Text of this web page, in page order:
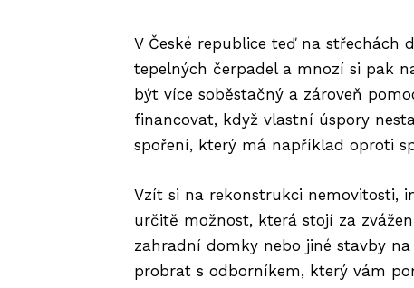
V České republice teď na střechách
tepelných čerpadel a mnozí si pak
být více soběstačný a zároveň
financovat, když vlastní úspory
spoření, který má například oproti
Vzít si na rekonstrukci nemovitosti,
určitě možnost, která stojí za
zahradní domky nebo jiné stavby
probrat s odborníkem, který vám